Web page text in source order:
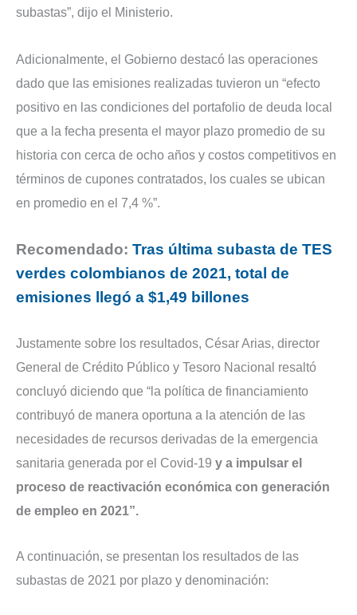
subastas”, dijo el Ministerio.
Adicionalmente, el Gobierno destacó las operaciones
dado que las emisiones realizadas tuvieron un “efecto
positivo en las condiciones del portafolio de deuda local
que a la fecha presenta el mayor plazo promedio de su
historia con cerca de ocho años y costos competitivos en
términos de cupones contratados, los cuales se ubican
en promedio en el 7,4 %”.
Recomendado: Tras última subasta de TES
verdes colombianos de 2021, total de
emisiones llegó a $1,49 billones
Justamente sobre los resultados, César Arias, director
General de Crédito Público y Tesoro Nacional resaltó
concluyó diciendo que “la política de financiamiento
contribuyó de manera oportuna a la atención de las
necesidades de recursos derivadas de la emergencia
sanitaria generada por el Covid-19 y a impulsar el
proceso de reactivación económica con generación
de empleo en 2021”.
A continuación, se presentan los resultados de las
subastas de 2021 por plazo y denominación: